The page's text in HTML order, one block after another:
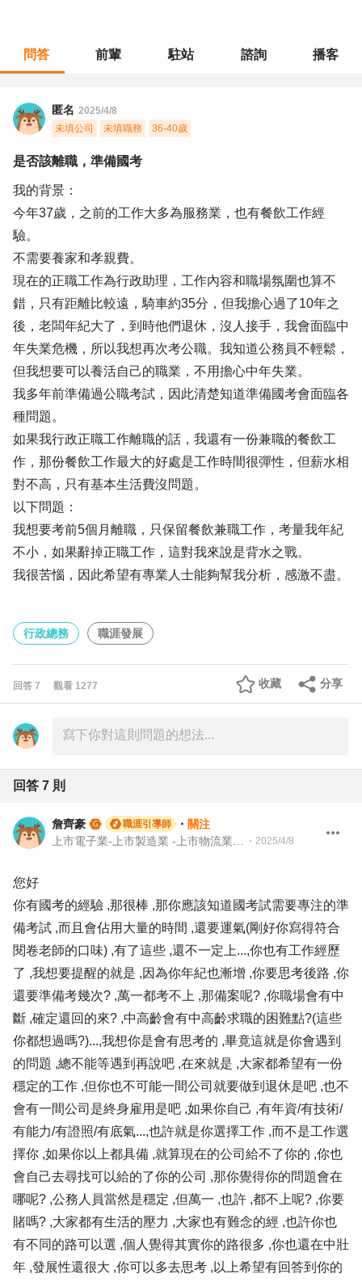
問答 前輩 駐站 諮詢 播客
匿名 2025/4/8
未填公司
未填職務 36-40歲
是否該離職，準備國考
我的背景：
今年37歲，之前的工作大多為服務業，也有餐飲工作經
驗。
不需要養家和孝親費。
現在的正職工作為行政助理，工作內容和職場氛圍也算不
錯，只有距離比較遠，騎車約35分，但我擔心過了10年之
後，老闆年紀大了，到時他們退休，沒人接手，我會面臨中
年失業危機，所以我想再次考公職。我知道公務員不輕鬆，
但我想要可以養活自己的職業，不用擔心中年失業。
我多年前準備過公職考試，因此清楚知道準備國考會面臨各
種問題。
如果我行政正職工作離職的話，我還有一份兼職的餐飲工
作，那份餐飲工作最大的好處是工作時間很彈性，但薪水相
對不高，只有基本生活費沒問題。
以下問題：
我想要考前5個月離職，只保留餐飲兼職工作，考量我年紀
不小，如果辭掉正職工作，這對我來說是背水之戰。
我很苦惱，因此希望有專業人士能夠幫我分析，感激不盡。
行政總務 職涯發展
回答 7 觀看 1277 分享
收藏
回答 7 則
詹齊豪 職涯引導師 ・ 關注
・ 2025/4/8
您好
你有國考的經驗 ,那很棒 ,那你應該知道國考試需要專注的準
備考試 ,而且會佔用大量的時間 ,還要運氣(剛好你寫得符合
閱卷老師的口味) ,有了這些 ,還不一定上...,你也有工作經歷
了 ,我想要提醒的就是 ,因為你年紀也漸增 ,你要思考後路 ,你
還要準備考幾次? ,萬一都考不上 ,那備案呢? ,你職場會有中
斷 ,確定還回的來? ,中高齡會有中高齡求職的困難點?(這些
你都想過嗎?)...,我想你是會有思考的 ,畢竟這就是你會遇到
的問題 ,總不能等遇到再說吧 ,在來就是 ,大家都希望有一份
穩定的工作 ,但你也不可能一間公司就要做到退休是吧 ,也不
會有一間公司是終身雇用是吧 ,如果你自己 ,有年資/有技術/
有能力/有證照/有底氣...,也許就是你選擇工作 ,而不是工作選
擇你 ,如果你以上都具備 ,就算現在的公司給不了你的 ,你也
會自己去尋找可以給的了你的公司 ,那你覺得你的問題會在
哪呢? ,公務人員當然是穩定 ,但萬一 ,也許 ,都不上呢? ,你要
賭嗎? ,大家都有生活的壓力 ,大家也有難念的經 ,也許你也
有不同的路可以選 ,個人覺得其實你的路很多 ,你也還在中壯
年 ,發展性還很大 ,你可以多去思考 ,以上希望有回答到你的